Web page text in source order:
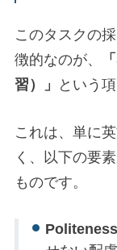
このタスクの
徴的なのが、
習）」
という
これは、単に
く、以下の要
ものです。
Politeness